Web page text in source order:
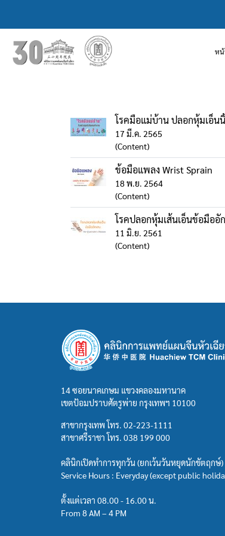
หน้
โรคมือแม่บ้าน ปลอกหุ้มเอ็น
17 มี.ค. 2565
(Content)
ข้อมือแพลง Wrist Sprain
18 พ.ย. 2564
(Content)
โรคปลอกหุ้มเส้นเอ็นข้อมืออั
11 มิ.ย. 2561
(Content)
14 ซอยนาคเกษม แขวงคลองมหานาค
เขตป้อมปราบศัตรูพ่าย กรุงเทพฯ 10100
สาขากรุงเทพ โทร. 02-223-1111
สาขาศรีราชา โทร. 038 199 000
คลินิกเปิดทำการทุกวัน (ยกเว้นวันหยุดนักขัตฤกษ์)
Service Hours : Everyday (except public
ตั้งแต่เวลา 08.00 - 16.00 น.
From 8 AM – 4 PM